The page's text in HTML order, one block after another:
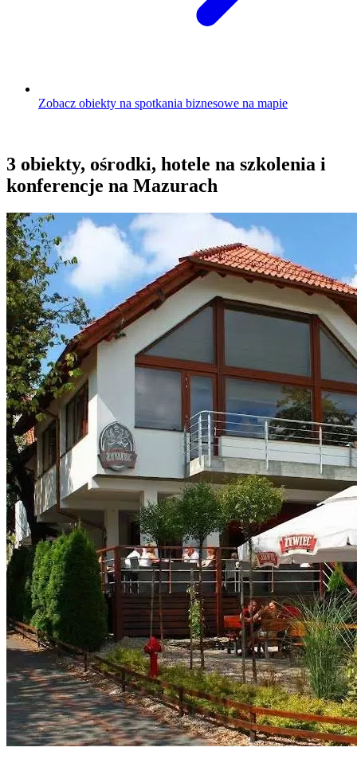
Zobacz obiekty na spotkania biznesowe na mapie
3 obiekty, ośrodki, hotele na szkolenia i
konferencje na Mazurach